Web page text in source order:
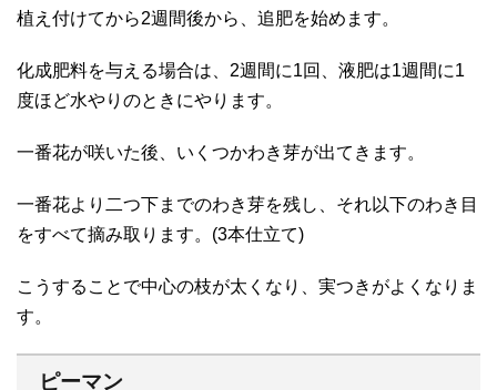
植え付けてから2週間後から、追肥を始めます。
化成肥料を与える場合は、2週間に1回、液肥は1週間に1
度ほど水やりのときにやります。
一番花が咲いた後、いくつかわき芽が出てきます。
一番花より二つ下までのわき芽を残し、それ以下のわき目
をすべて摘み取ります。(3本仕立て)
こうすることで中心の枝が太くなり、実つきがよくなりま
す。
ピーマン